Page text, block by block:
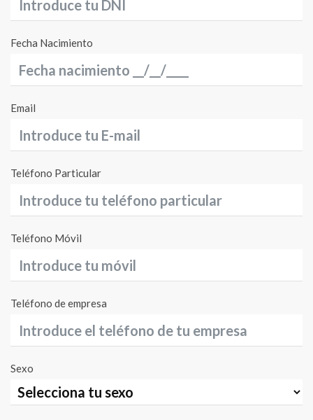
Fecha Nacimiento
Email
Teléfono Particular
Teléfono Móvil
Teléfono de empresa
Sexo